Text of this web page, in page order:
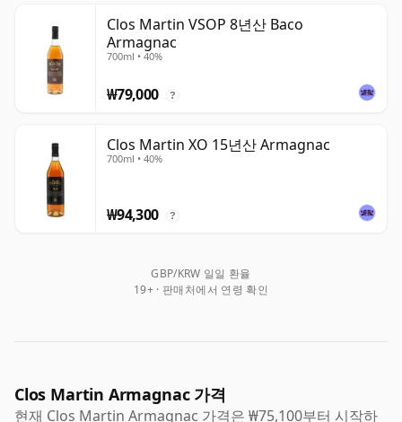
Clos Martin VSOP 8년산 Baco
Armagnac
700ml • 40%
₩79,000 ?
Clos Martin XO 15년산 Armagnac
700ml • 40%
₩94,300 ?
GBP/KRW 일일 환율
19+ · 판매처에서 연령 확인
Clos Martin Armagnac 가격
현재 Clos Martin Armagnac 가격은 ₩75,100부터 시작하